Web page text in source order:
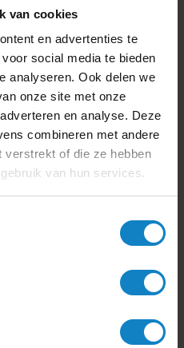
van cookies
en advertenties te
social media te bieden
analyseren. Ook delen we
onze site met onze
en analyse. Deze
combineren met andere
verstrekt of die ze hebben
van hun services.